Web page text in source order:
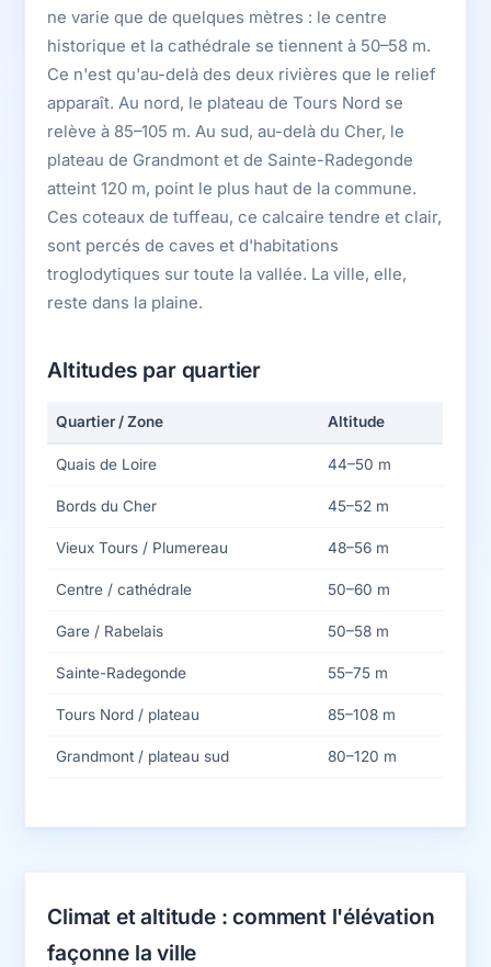
ne varie que de quelques mètres : le centre
historique et la cathédrale se tiennent à 50–58 m.
Ce n'est qu'au-delà des deux rivières que le relief
apparaît. Au nord, le plateau de Tours Nord se
relève à 85–105 m. Au sud, au-delà du Cher, le
plateau de Grandmont et de Sainte-Radegonde
atteint 120 m, point le plus haut de la commune.
Ces coteaux de tuffeau, ce calcaire tendre et clair,
sont percés de caves et d'habitations
troglodytiques sur toute la vallée. La ville, elle,
reste dans la plaine.
Altitudes par quartier
Quartier / Zone Altitude
Quais de Loire 44–50 m
Bords du Cher 45–52 m
Vieux Tours / Plumereau 48–56 m
Centre / cathédrale 50–60 m
Gare / Rabelais 50–58 m
Sainte-Radegonde 55–75 m
Tours Nord / plateau 85–108 m
Grandmont / plateau sud 80–120 m
Climat et altitude : comment l'élévation
façonne la ville